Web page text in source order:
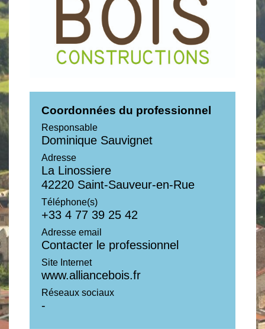
Coordonnées du professionnel
Responsable
Dominique Sauvignet
Adresse
La Linossiere
42220 Saint-Sauveur-en-Rue
Téléphone(s)
+33 4 77 39 25 42
Adresse email
Contacter le professionnel
Site Internet
www.alliancebois.fr
Réseaux sociaux
-